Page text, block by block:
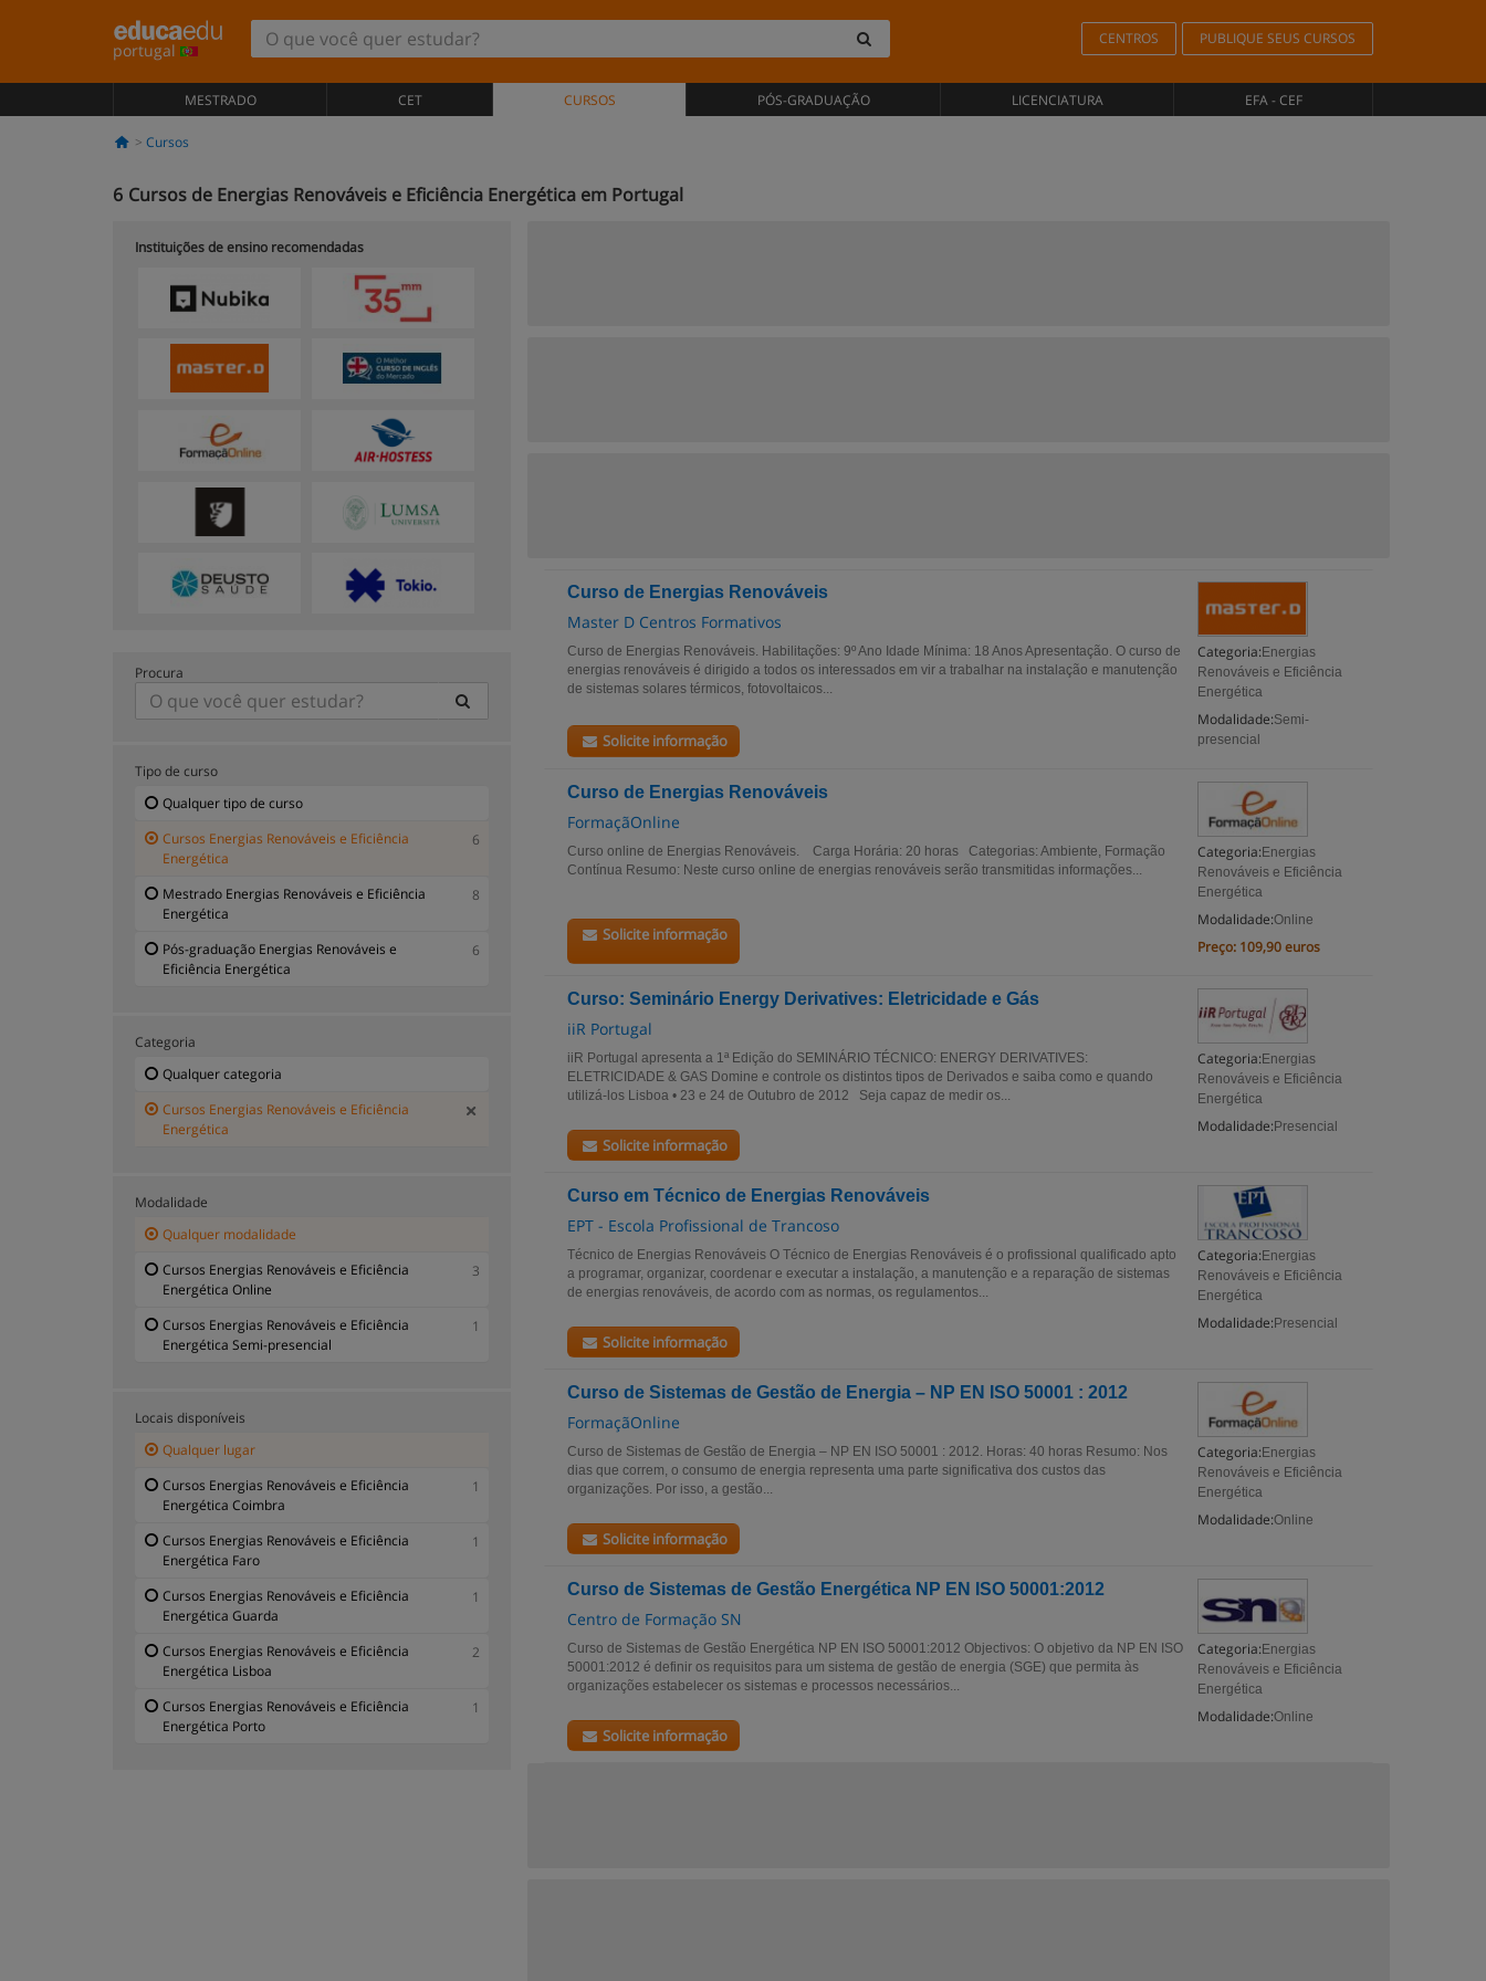
portugal
CENTROS PUBLIQUE SEUS CURSOS
MESTRADO CET CURSOS PÓS-GRADUAÇÃO LICENCIATURA EFA - CEF
Cursos
6 Cursos de Energias Renováveis e Eficiência Energética em Portugal
Curso de Energias Renováveis
Master D Centros Formativos
Categoria: Energias
Renováveis e Eficiência
Energética
Modalidade:Semi-
presencial
Curso de Energias Renováveis. Habilitações: 9º Ano Idade Mínima: 18 Anos Apresentação. O curso de
energias renováveis é dirigido a todos os interessados em vir a trabalhar na instalação e manutenção
de sistemas solares térmicos, fotovoltaicos...
Solicite informação
Curso de Energias Renováveis
FormaçãOnline
Categoria: Energias
Renováveis e Eficiência
Energética
Modalidade:Online
Preço: 109,90 euros
Curso online de Energias Renováveis. Carga Horária: 20 horas Categorias: Ambiente, Formação
Contínua Resumo: Neste curso online de energias renováveis serão transmitidas informações...
Solicite informação
Curso: Seminário Energy Derivatives: Eletricidade e Gás
iiR Portugal
Categoria: Energias
Renováveis e Eficiência
Energética
Modalidade: Presencial
iiR Portugal apresenta a 1ª Edição do SEMINÁRIO TÉCNICO: ENERGY DERIVATIVES:
ELETRICIDADE & GAS Domine e controle os distintos tipos de Derivados e saiba como e quando
utilizá-los Lisboa • 23 e 24 de Outubro de 2012 Seja capaz de medir os...
Solicite informação
Curso em Técnico de Energias Renováveis
EPT - Escola Profissional de Trancoso
Categoria: Energias
Renováveis e Eficiência
Energética
Modalidade: Presencial
Técnico de Energias Renováveis O Técnico de Energias Renováveis é o profissional qualificado apto
a programar, organizar, coordenar e executar a instalação, a manutenção e a reparação de sistemas
de energias renováveis, de acordo com as normas, os regulamentos...
Solicite informação
Curso de Sistemas de Gestão de Energia – NP EN ISO 50001 : 2012
FormaçãOnline
Categoria: Energias
Renováveis e Eficiência
Energética
Modalidade:Online
Curso de Sistemas de Gestão de Energia – NP EN ISO 50001 : 2012. Horas: 40 horas Resumo: Nos
dias que correm, o consumo de energia representa uma parte significativa dos custos das
organizações. Por isso, a gestão...
Solicite informação
Curso de Sistemas de Gestão Energética NP EN ISO 50001:2012
Centro de Formação SN
Categoria: Energias
Renováveis e Eficiência
Energética
Modalidade:Online
Curso de Sistemas de Gestão Energética NP EN ISO 50001:2012 Objectivos: O objetivo da NP EN ISO
50001:2012 é definir os requisitos para um sistema de gestão de energia (SGE) que permita às
organizações estabelecer os sistemas e processos necessários...
Solicite informação
Instituições de ensino recomendadas
Procura
Tipo de curso
Qualquer tipo de curso
Cursos Energias Renováveis e Eficiência
Energética
6
Mestrado Energias Renováveis e Eficiência
Energética
8
Pós-graduação Energias Renováveis e
Eficiência Energética
6
Categoria
Qualquer categoria
Cursos Energias Renováveis e Eficiência
Energética
Modalidade
Qualquer modalidade
Cursos Energias Renováveis e Eficiência
Energética Online
3
Cursos Energias Renováveis e Eficiência
Energética Semi-presencial
1
Locais disponíveis
Qualquer lugar
Cursos Energias Renováveis e Eficiência
Energética Coimbra
1
Cursos Energias Renováveis e Eficiência
Energética Faro
1
Cursos Energias Renováveis e Eficiência
Energética Guarda
1
Cursos Energias Renováveis e Eficiência
Energética Lisboa
2
Cursos Energias Renováveis e Eficiência
Energética Porto
1